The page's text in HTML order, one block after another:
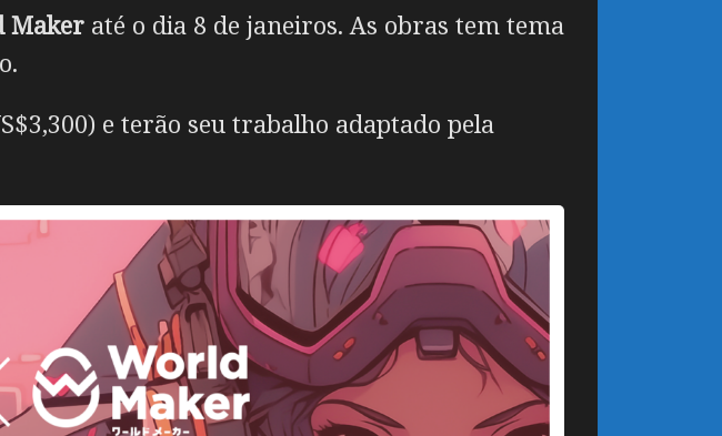
Maker até o dia 8 de janeiros. As obras tem tema
e terão seu trabalho adaptado pela